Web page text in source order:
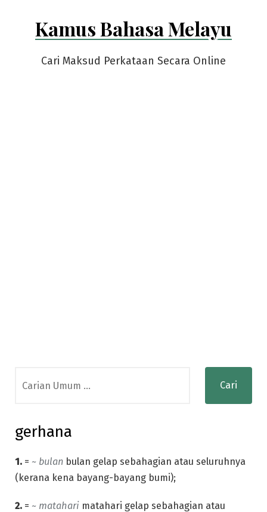
Kamus Bahasa Melayu
Cari Maksud Perkataan Secara Online
for:
gerhana
1. = ~ bulan bulan gelap sebahagian atau seluruhnya
(kerana kena bayang-bayang bumi);
2. = ~ matahari matahari gelap sebahagian atau